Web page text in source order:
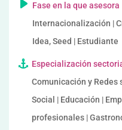
Fase en la que asesora
Internacionalización |
Idea, Seed | Estudiante
Especialización
Comunicación y Redes
Social | Educación |
profesionales |